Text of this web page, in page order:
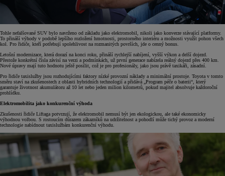
Tohle nefalšované SUV bylo navrženo od základu jako elektromobil, nikoli jako konverze stávající platformy.
To přináší výhody v podobě lepšího rozložení hmotnosti, prostorného interiéru a možnosti využít pohon všech
kol. Pro řidiče, kteří potřebují spolehlivost na rozmanitých površích, jde o cenný bonus.
Letošní modernizace, která dorazí na konci roku, přináší rychlejší nabíjení, vyšší výkon a delší dojezd.
Přestože konkrétní čísla závisí na verzi a podmínkách, už první generace nabízela reálný dojezd přes 400 km.
Nové úpravy mají tuto hodnotu ještě posílit, což je pro profesionály, jako jsou právě taxikáři, zásadní.
Pro řidiče taxislužby jsou rozhodujícími faktory nízké provozní náklady a minimální prostoje. Toyota v tomto
směru staví na zkušenostech z oblasti hybridních technologií a přidává „Program péče o baterii“, který
garantuje životnost akumulátoru až 10 let nebo jeden milion kilometrů, pokud majitel absolvuje každoroční
prohlídku.
Elektromobilita jako konkurenční výhoda
Zkušenosti řidiče Liftaga potvrzují, že elektromobil nemusí být jen ekologickou, ale také ekonomicky
výhodnou volbou. S rostoucím důrazem zákazníků na udržitelnost a pohodlí může tichý provoz a moderní
technologie nabídnout taxislužbám konkurenční výhodu.